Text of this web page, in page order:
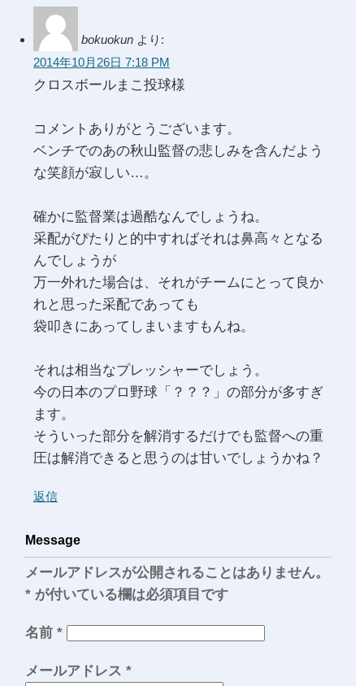
bokuokun より:
2014年10月26日 7:18 PM
クロスボールまこ投球様
コメントありがとうございます。
ベンチでのあの秋山監督の悲しみを含んだよう
な笑顔が寂しい…。
確かに監督業は過酷なんでしょうね。
采配がぴたりと的中すればそれは鼻高々となる
んでしょうが
万一外れた場合は、それがチームにとって良か
れと思った采配であっても
袋叩きにあってしまいますもんね。
それは相当なプレッシャーでしょう。
今の日本のプロ野球「？？？」の部分が多すぎ
ます。
そういった部分を解消するだけでも監督への重
圧は解消できると思うのは甘いでしょうかね？
返信
Message
メールアドレスが公開されることはありません。
* が付いている欄は必須項目です
名前 *
メールアドレス *